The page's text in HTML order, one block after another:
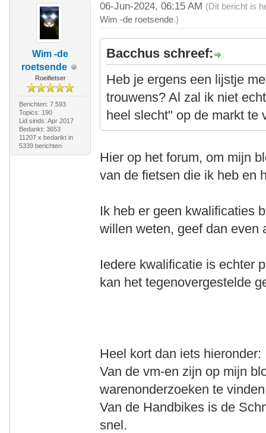
Wim -de
roetsende
Roeifietser
Berichten: 7.593
Topics: 190
Lid sinds: Apr 2017
Bedankt: 3653
11207 x bedankt in
5339 berichten
06-Jun-2024, 06:15 AM (Dit bericht is
Wim -de roetsende.)
Bacchus schreef:
Heb je ergens een lijstje
trouwens? Al zal ik niet
heel slecht" op de markt te
Hier op het forum, om mijn
van de fietsen die ik heb en
Ik heb er geen kwalificaties
willen weten, geef dan even
Iedere kwalificatie is echter
kan het tegenovergestelde
Heel kort dan iets hieronder:
Van de vm-en zijn op mijn
warenonderzoeken te
Van de Handbikes is de
snel.